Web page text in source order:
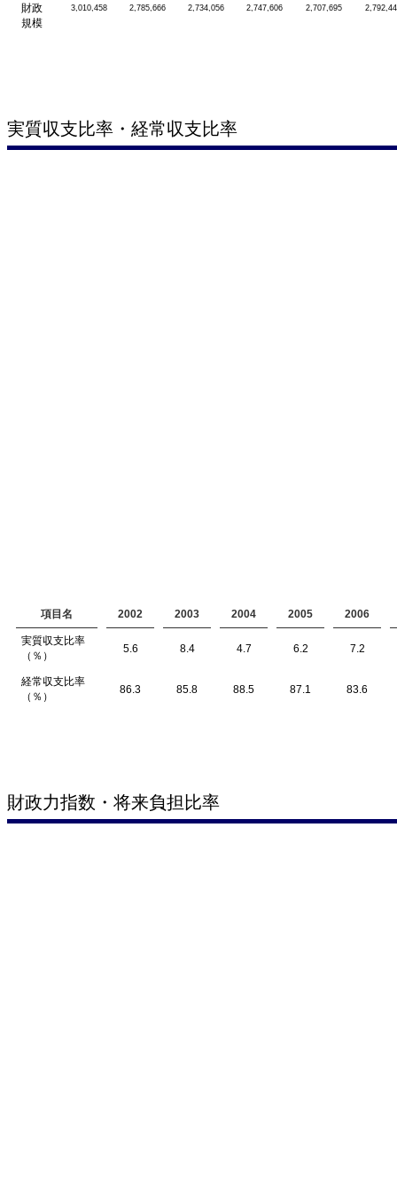
財政
規模
3,010,458 2,785,666 2,734,056 2,747,606 2,707,695
実質収支比率・経常収支比率
項目名 2002 2003 2004 2005 2006
実質収支比率
（％）
5.6 8.4 4.7 6.2 7.2
経常収支比率
（％）
86.3 85.8 88.5 87.1 83.6
財政力指数・将来負担比率